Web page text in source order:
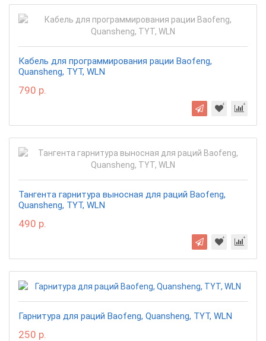
Кабель для программирования рации Baofeng,
Quansheng, TYT, WLN
790 р.
Тангента гарнитура выносная для раций Baofeng,
Quansheng, TYT, WLN
490 р.
Гарнитура для раций Baofeng, Quansheng, TYT, WLN
250 р.